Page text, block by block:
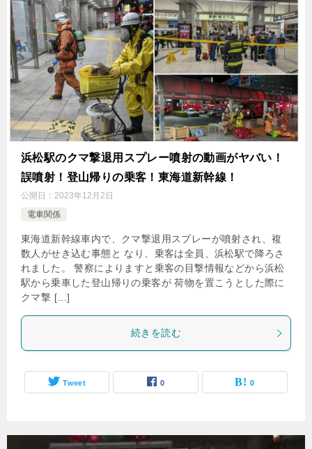
浜松駅のクマ撃退用スプレー噴射の動画がヤバい！
誤噴射！登山帰りの乗客！東海道新幹線！
公開日： 2023年12月2日
電車関係
東海道新幹線車内で、クマ撃退用スプレーが噴射され、複
数人がせき込む事態と なり、乗客は全員、浜松駅で降ろさ
れました。 警察によりますと乗客の目撃情報などから浜松
駅から乗車した登山帰りの乗客が 荷物を置こうとした際に
クマ撃 […]
続きを読む
Tweet 0 0